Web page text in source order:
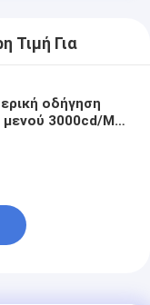
Τιμή Για
οδήγηση
3000cd/M2